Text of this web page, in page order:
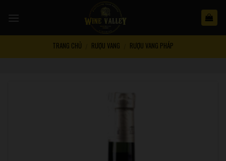
TRANG CHỦ RƯỢU VANG RƯỢU VANG PHÁP